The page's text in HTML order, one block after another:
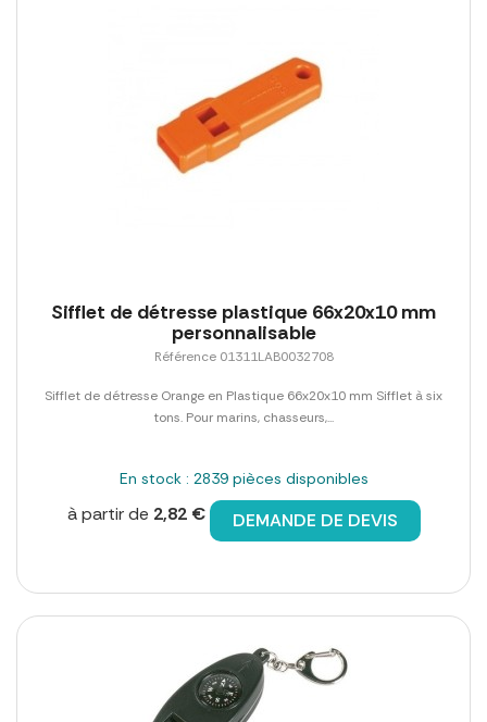
Sifflet de détresse plastique 66x20x10 mm
personnalisable
Référence 01311LAB0032708
Sifflet de détresse Orange en Plastique 66x20x10 mm Sifflet à six
tons. Pour marins, chasseurs,...
En stock : 2839 pièces disponibles
à partir de 2,82 € DEMANDE DE DEVIS